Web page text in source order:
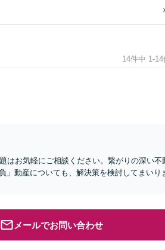
14件中 1-
はお気軽にご相談ください。繋がりの深い不
」動産についても、解決策を検討してまいり
メールでお問い合わせ